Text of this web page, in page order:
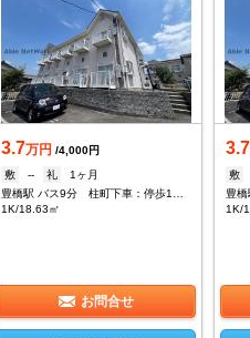
3.7万円 /4,000円
敷
-- 礼
1ヶ月
1K/18.63㎡
お問合せ
3.7
敷
1K/